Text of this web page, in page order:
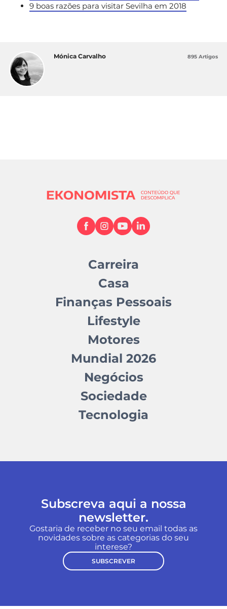
9 boas razões para visitar Sevilha em 2018
Mónica Carvalho 895 Artigos
Carreira
Casa
Finanças Pessoais
Lifestyle
Motores
Mundial 2026
Negócios
Sociedade
Tecnologia
Subscreva aqui a nossa
newsletter.
Gostaria de receber no seu email todas as
novidades sobre as categorias do seu
interese?
SUBSCREVER